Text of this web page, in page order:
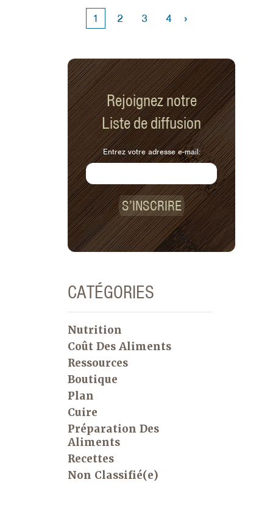
1 2 3 4 ›
Rejoignez notre
Liste de diffusion
Entrez votre adresse e-mail:
S’INSCRIRE
CATÉGORIES
Nutrition
Coût Des Aliments
Ressources
Boutique
Plan
Cuire
Préparation Des
Aliments
Recettes
Non Classifié(e)